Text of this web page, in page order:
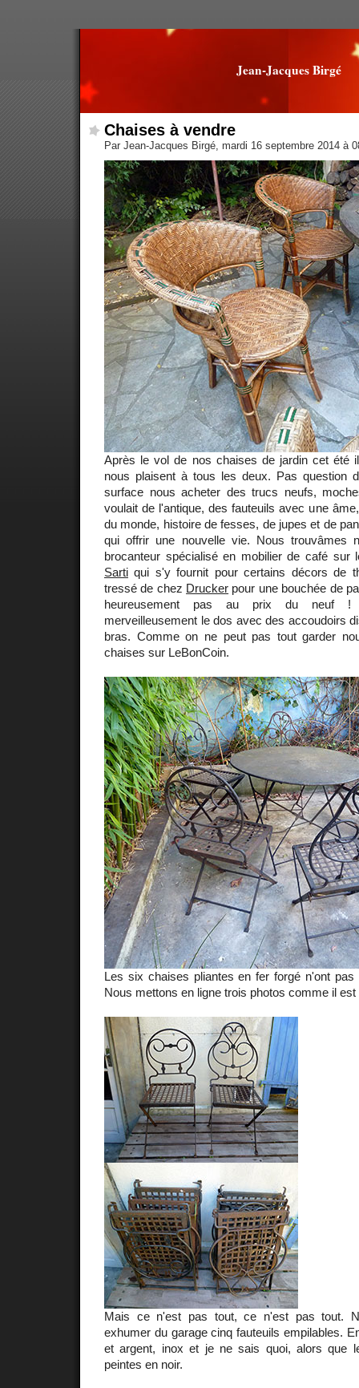
Jean-Jacques Birgé
Chaises à vendre
Par Jean-Jacques Birgé, mardi 16 septembre 2014 à
Après le vol de nos chaises de jardin cet été
nous plaisent à tous les deux. Pas question
surface nous acheter des trucs neufs,
voulait de l'antique, des fauteuils avec une
du monde, histoire de fesses, de jupes et de
qui offrir une nouvelle vie. Nous trouvâmes
brocanteur spécialisé en mobilier de café
Sarti qui s'y fournit pour certains décors de
tressé de chez Drucker pour une bouchée de
heureusement pas au prix du neuf !
merveilleusement le dos avec des accoudoirs
bras. Comme on ne peut pas tout garder
chaises sur LeBonCoin.
Les six chaises pliantes en fer forgé n'ont
Nous mettons en ligne trois photos comme il
Mais ce n'est pas tout, ce n'est pas tout.
exhumer du garage cinq fauteuils empilables.
et argent, inox et je ne sais quoi, alors que
peintes en noir.